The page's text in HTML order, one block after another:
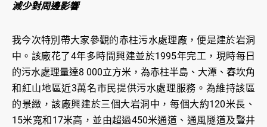
減少對周邊影響
我今次特別帶大家參觀的赤柱污水處理廠，便是建於岩洞
中。該廠花了4年多時間興建並於1995年完工，現時每日
的污水處理量達8 000立方米，為赤柱半島、大潭、舂坎角
和紅山地區近3萬名市民提供污水處理服務。為維持該區
的景緻，該廠興建於三個大岩洞中，每個大約120米長、
15米寬和17米高，並由超過450米通道、通風隧道及豎井